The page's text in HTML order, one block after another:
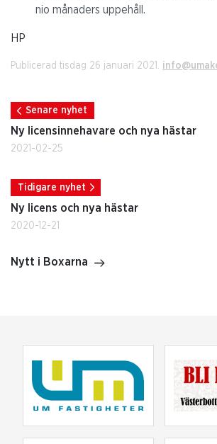
nio månaders uppehåll.
HP
Publicerad tisdag 26 januari 2021.
Senare nyhet
Ny licensinnehavare och nya hästar
2021-02-25
Tidigare nyhet
Ny licens och nya hästar
2020-12-21
Nytt i Boxarna